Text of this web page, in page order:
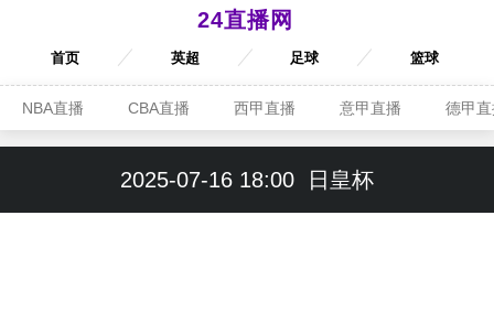
24直播网
首页 英超 足球 篮球
NBA直播 CBA直播 西甲直播 意甲直播 德甲
2025-07-16 18:00 日皇杯